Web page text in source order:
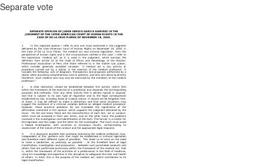
Separate vote